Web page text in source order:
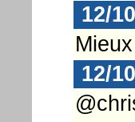
12/
12/